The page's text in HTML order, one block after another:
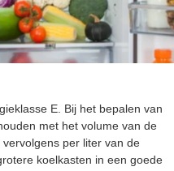
E. Bij het bepalen van
met het volume van de
per liter van de
koelkasten in een goede